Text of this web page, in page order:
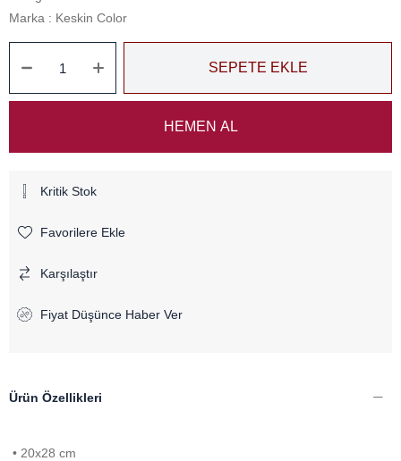
Marka : Keskin Color
Kritik Stok
Favorilere Ekle
Karşılaştır
Fiyat Düşünce Haber Ver
Ürün Özellikleri
• 20x28 cm